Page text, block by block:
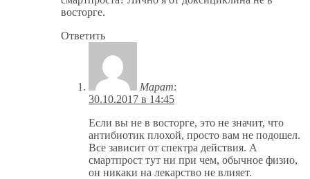
восторге.
Ответить
Марат:
30.10.2017 в 14:45
Если вы не в восторге, это не значит, что
антибиотик плохой, просто вам не подошел.
Все зависит от спектра действия. А
смартпрост тут ни при чем, обычное физио,
он никаки на лекарство не влияет.